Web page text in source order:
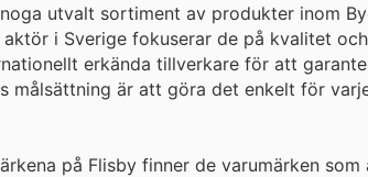
utvalt sortiment av produkter inom
i Sverige fokuserar de på kvalitet
erkända tillverkare för att
målsättning är att göra det enkelt för
på Flisby finner de varumärken